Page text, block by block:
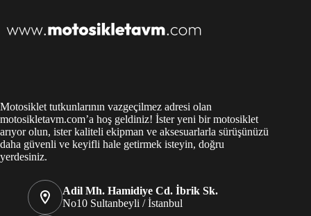
Motosiklet tutkunlarının vazgeçilmez adresi olan
motosikletavm.com’a hoş geldiniz! İster yeni bir motosiklet
arıyor olun, ister kaliteli ekipman ve aksesuarlarla sürüşünüzü
daha güvenli ve keyifli hale getirmek isteyin, doğru
yerdesiniz.
Adil Mh. Hamidiye Cd. İbrik Sk.
No10 Sultanbeyli / İstanbul